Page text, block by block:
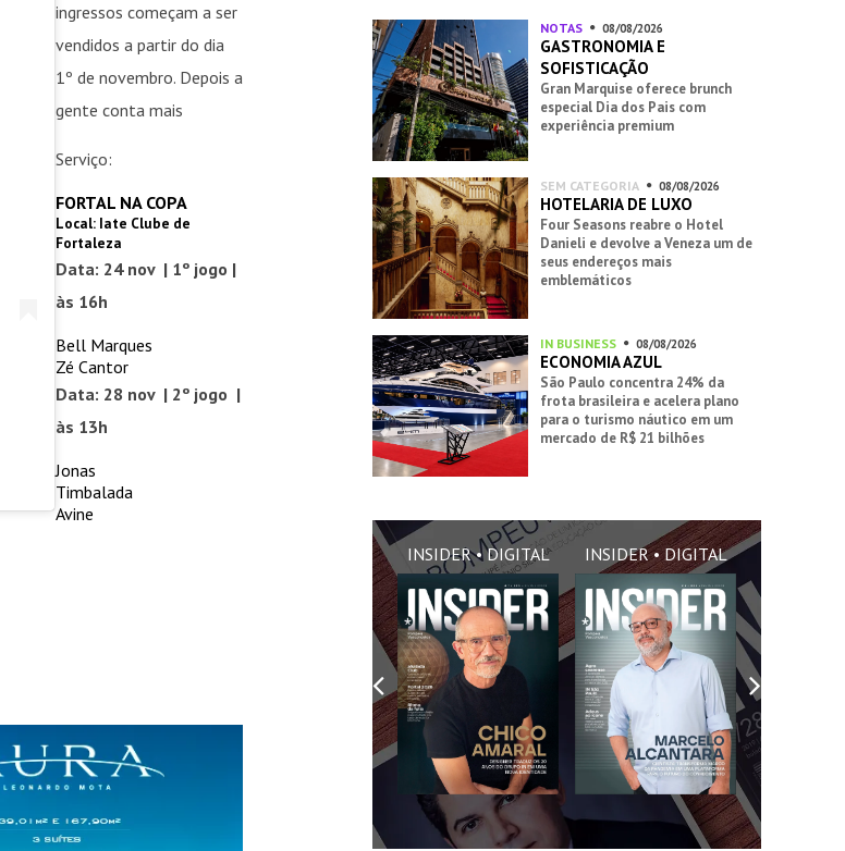
ingressos começam a ser
vendidos a partir do dia
1º de novembro. Depois a
gente conta mais
Serviço:
FORTAL NA COPA
Local: Iate Clube de
Fortaleza
Data: 24 nov | 1º jogo |
às 16h
Bell Marques
Zé Cantor
Data: 28 nov | 2º jogo |
às 13h
Jonas
Timbalada
Avine
NOTAS 08/08/2026
GASTRONOMIA E
SOFISTICAÇÃO
Gran Marquise oferece brunch
especial Dia dos Pais com
experiência premium
SEM CATEGORIA 08/08/2026
HOTELARIA DE LUXO
Four Seasons reabre o Hotel
Danieli e devolve a Veneza um de
seus endereços mais
emblemáticos
IN BUSINESS 08/08/2026
ECONOMIA AZUL
São Paulo concentra 24% da
frota brasileira e acelera plano
para o turismo náutico em um
mercado de R$ 21 bilhões
INSIDER • DIGITAL INSIDER • DIGITAL